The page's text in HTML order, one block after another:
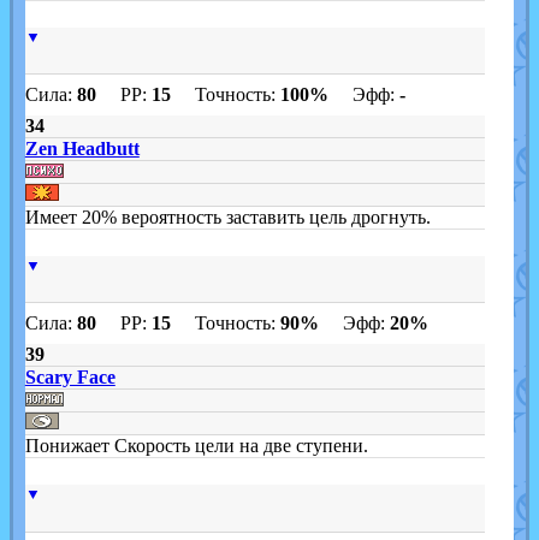
▼
Сила: 80PP: 15Точность: 100% Эфф: -
34
Zen Headbutt
Имеет 20% вероятность заставить цель дрогнуть.
▼
Сила: 80PP: 15Точность: 90% Эфф: 20%
39
Scary Face
Понижает Скорость цели на две ступени.
▼